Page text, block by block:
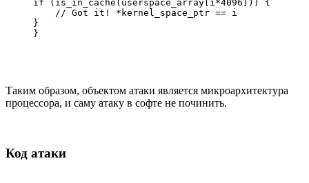
if (is_in_cache(userspace_array[i*4096])) {
    // Got it! *kernel_space_ptr == i
}
}
Таким образом, объектом атаки является микроархитектура
процессора, и саму атаку в софте не починить.
Код атаки